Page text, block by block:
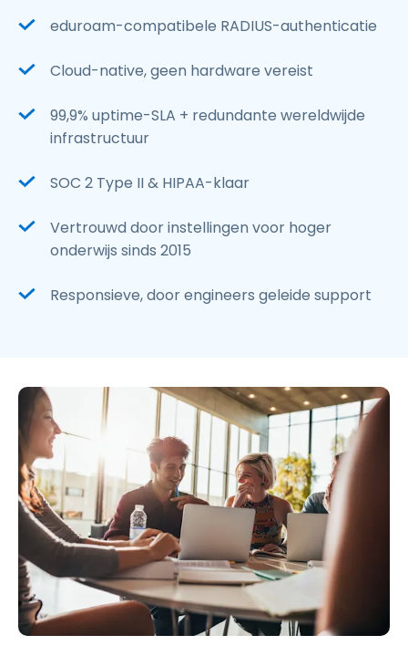
eduroam-compatibele RADIUS-authenticatie
Cloud-native, geen hardware vereist
99,9% uptime-SLA + redundante wereldwijde
infrastructuur
SOC 2 Type II & HIPAA-klaar
Vertrouwd door instellingen voor hoger
onderwijs sinds 2015
Responsieve, door engineers geleide support